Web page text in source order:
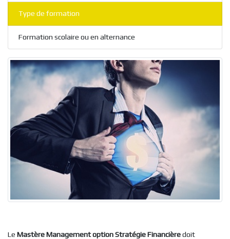
Type de formation
Formation scolaire ou en alternance
Le Mastère Management option Stratégie Financièredoit